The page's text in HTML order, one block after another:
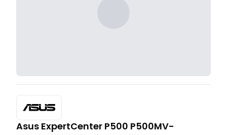
Asus ExpertCenter P500 P500MV-